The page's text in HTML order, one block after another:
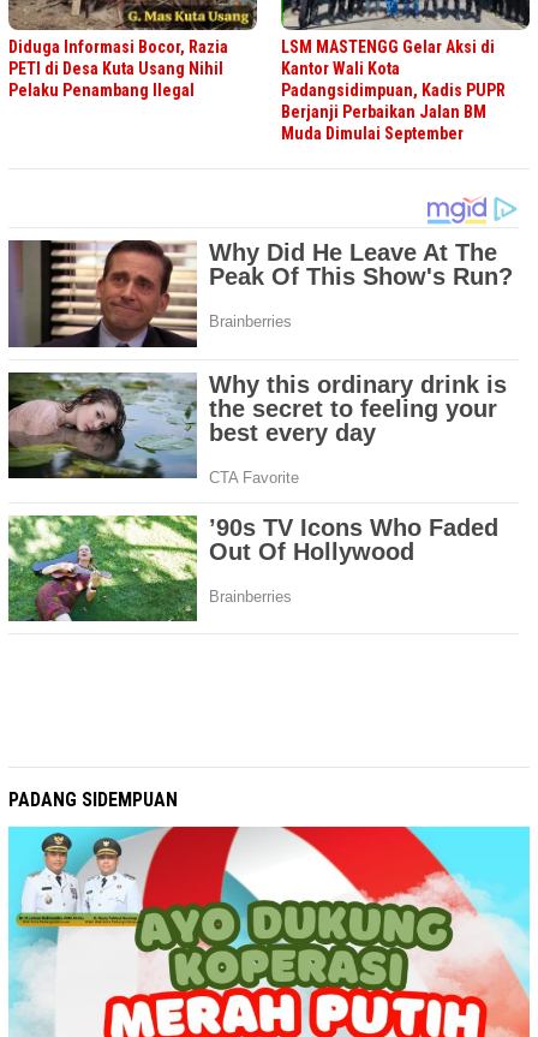
Diduga Informasi Bocor, Razia
PETI di Desa Kuta Usang Nihil
Pelaku Penambang Ilegal
LSM MASTENGG Gelar Aksi di
Kantor Wali Kota
Padangsidimpuan, Kadis PUPR
Berjanji Perbaikan Jalan BM
Muda Dimulai September
PADANG SIDEMPUAN